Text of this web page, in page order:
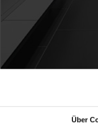
Über